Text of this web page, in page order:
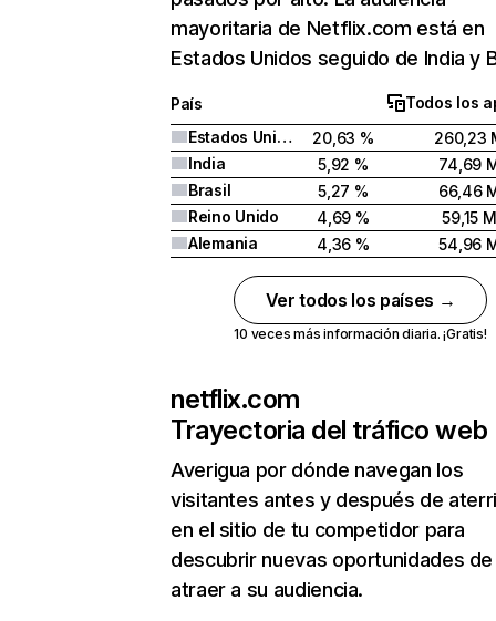
mayoritaria de Netflix.com está en
Estados Unidos seguido de India y
País
Todos los
Estados Unidos
20,63 %
260,23
India
5,92 %
74,69
Brasil
5,27 %
66,46
Reino Unido
4,69 %
59,15 M
Alemania
4,36 % 54,96
Ver todos los países →
10 veces más información diaria. ¡Gratis!
netflix.com
Trayectoria del tráfico web
Averigua por dónde navegan los
visitantes antes y después de
en el sitio de tu competidor para
descubrir nuevas oportunidades de
atraer a su audiencia.